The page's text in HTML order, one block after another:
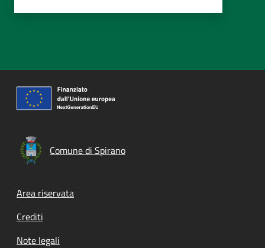
Comune di Spirano
Footer menu
Area riservata
Crediti
Note legali